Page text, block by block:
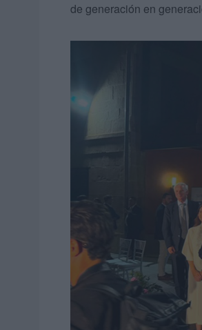
de generación en